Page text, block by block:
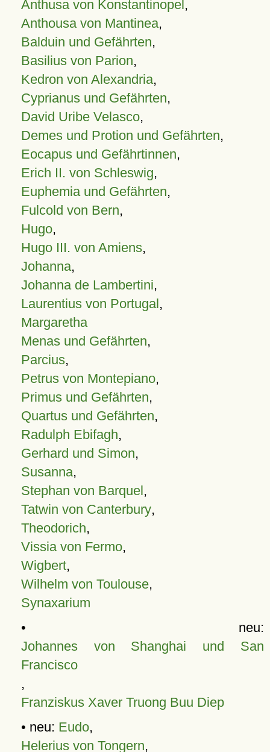
Anthusa von Konstantinopel,
Anthousa von Mantinea,
Balduin und Gefährten,
Basilius von Parion,
Kedron von Alexandria,
Cyprianus und Gefährten,
David Uribe Velasco,
Demes und Protion und Gefährten,
Eocapus und Gefährtinnen,
Erich II. von Schleswig,
Euphemia und Gefährten,
Fulcold von Bern,
Hugo,
Hugo III. von Amiens,
Johanna,
Johanna de Lambertini,
Laurentius von Portugal,
Margaretha
Menas und Gefährten,
Parcius,
Petrus von Montepiano,
Primus und Gefährten,
Quartus und Gefährten,
Radulph Ebifagh,
Gerhard und Simon,
Susanna,
Stephan von Barquel,
Tatwin von Canterbury,
Theodorich,
Vissia von Fermo,
Wigbert,
Wilhelm von Toulouse,
Synaxarium
• neu:
Johannes von Shanghai und San
Francisco
,
Franziskus Xaver Truong Buu Diep
• neu: Eudo,
Helerius von Tongern,